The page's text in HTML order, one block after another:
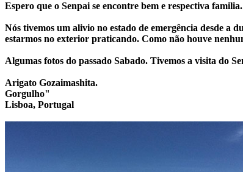
Espero que o Senpai se encontre bem e respectiva familia.
Nós tivemos um alivio no estado de emergência desde a
estarmos no exterior praticando. Como não houve
Algumas fotos do passado Sabado. Tivemos a visita do
Arigato Gozaimashita.
Gorgulho"
Lisboa, Portugal